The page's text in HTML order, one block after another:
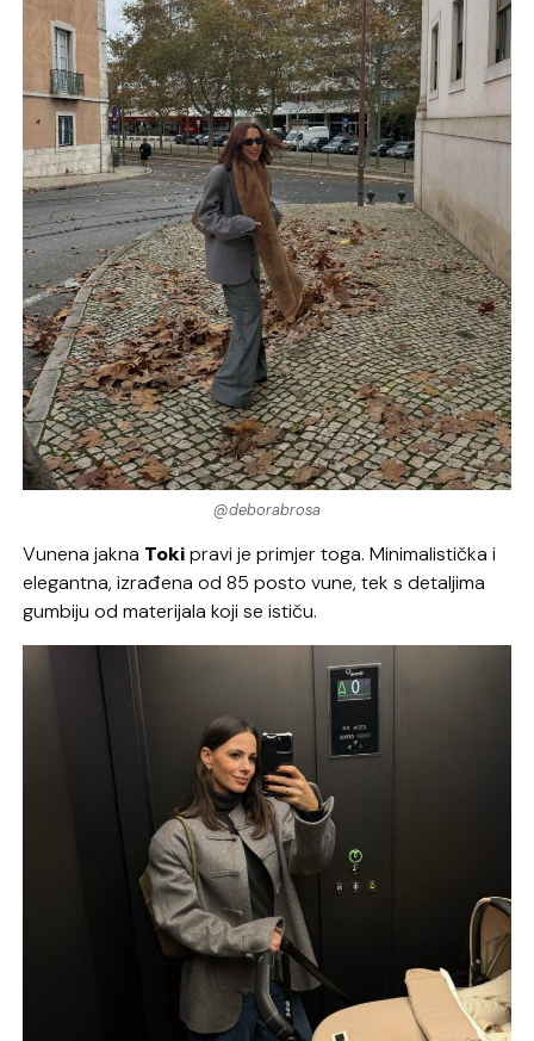
@deborabrosa
Vunena jakna Tokipravi je primjer toga. Minimalistička i
elegantna, izrađena od 85 posto vune, tek s detaljima
gumbiju od materijala koji se ističu.